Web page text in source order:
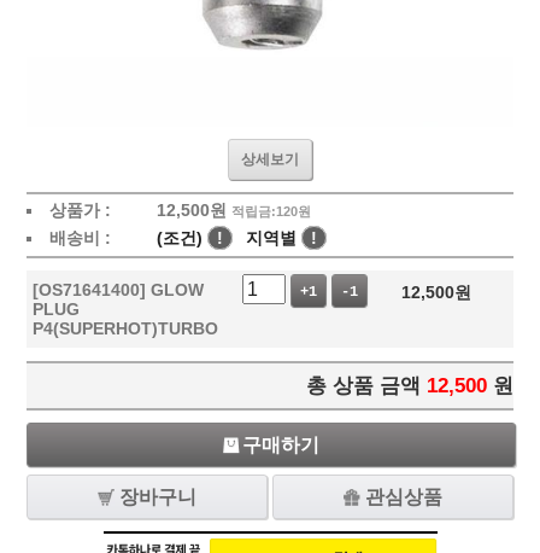
상세보기
상품가 : 12,500원 적립금:120원
배송비 : (조건) ! 지역별 !
[OS71641400] GLOW
PLUG
P4(SUPERHOT)TURBO
+1 -1 12,500원
총 상품 금액 12,500 원
구매하기
장바구니 관심상품